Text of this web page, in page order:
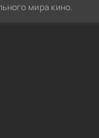
мира кино.